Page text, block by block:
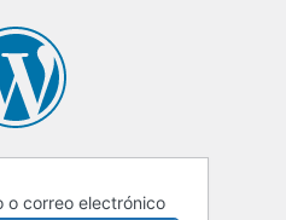
o correo electrónico